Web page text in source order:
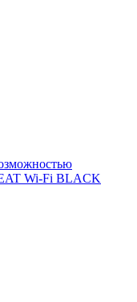
Wi-Fi BLACK